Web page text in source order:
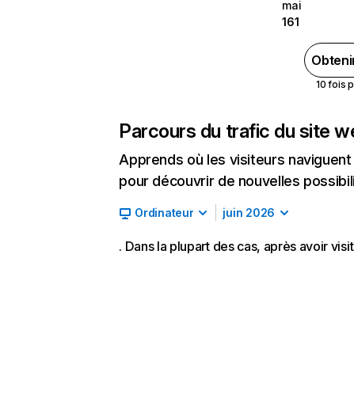
mai
161
10 fois
Parcours du trafic du site
Apprends où les visiteurs
pour découvrir de nouvelles
Ordinateur juin 2026
. Dans la plupart des cas, après avoir